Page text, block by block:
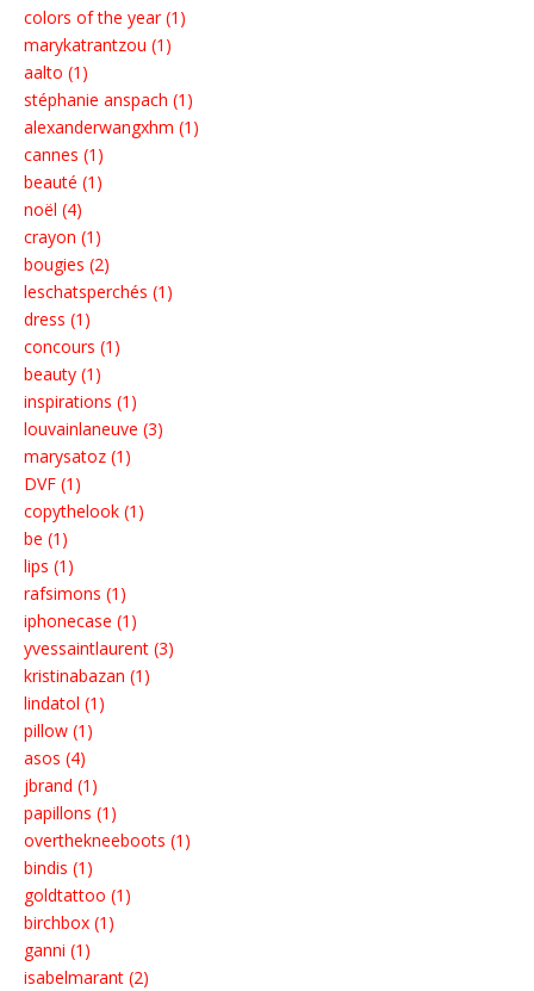
colors of the year (1)
marykatrantzou (1)
aalto (1)
stéphanie anspach (1)
alexanderwangxhm (1)
cannes (1)
beauté (1)
noël (4)
crayon (1)
bougies (2)
leschatsperchés (1)
dress (1)
concours (1)
beauty (1)
inspirations (1)
louvainlaneuve (3)
marysatoz (1)
DVF (1)
copythelook (1)
be (1)
lips (1)
rafsimons (1)
iphonecase (1)
yvessaintlaurent (3)
kristinabazan (1)
lindatol (1)
pillow (1)
asos (4)
jbrand (1)
papillons (1)
overthekneeboots (1)
bindis (1)
goldtattoo (1)
birchbox (1)
ganni (1)
isabelmarant (2)